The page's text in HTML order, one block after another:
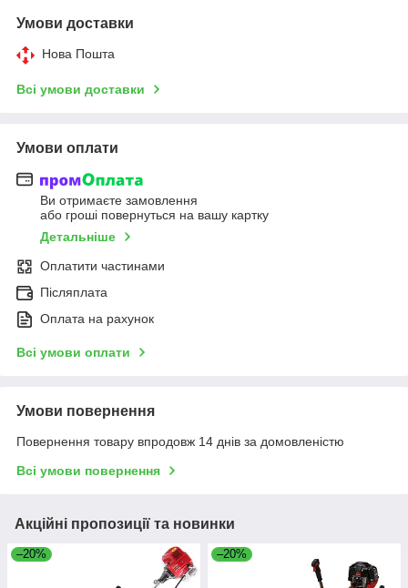
Умови доставки
Нова Пошта
Всі умови доставки
Умови оплати
Ви отримаєте замовлення
або гроші повернуться на вашу картку
Детальніше
Оплатити частинами
Післяплата
Оплата на рахунок
Всі умови оплати
Умови повернення
Повернення товару впродовж 14 днів за домовленістю
Всі умови повернення
Акційні пропозиції та новинки
–20% –20%